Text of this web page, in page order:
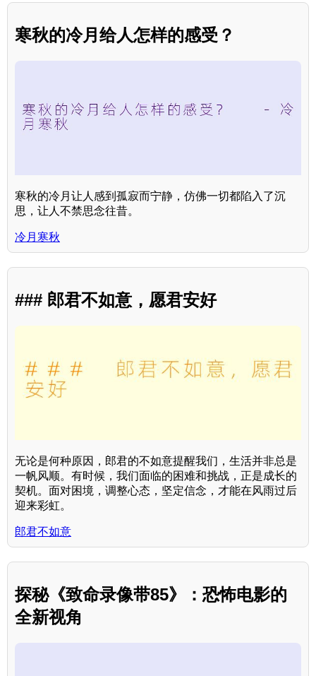
寒秋的冷月给人怎样的感受？
寒秋的冷月让人感到孤寂而宁静，仿佛一切都陷入了沉
思，让人不禁思念往昔。
冷月寒秋
### 郎君不如意，愿君安好
无论是何种原因，郎君的不如意提醒我们，生活并非总是
一帆风顺。有时候，我们面临的困难和挑战，正是成长的
契机。面对困境，调整心态，坚定信念，才能在风雨过后
迎来彩虹。
郎君不如意
探秘《致命录像带85》：恐怖电影的
全新视角